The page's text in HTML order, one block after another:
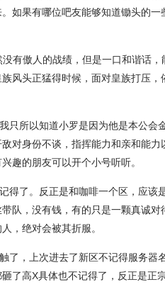
如果有哪位吧友能够知道锄头的一
有傲人的战绩，但是一口和谐话，
风头正猛得时候，面对皇族打压，
只所以知道小罗是因为他是本公会
对身份不谈，指挥能力和亲和能力
趣的朋友可以开个小号听听。
了。反正是和咖啡一个区，应该
队，没有钱，有的只是一颗真诚对
，绝对会被其折服。
，上次进去了新区不记得服务器
了高X具体也不记得了，反正是正